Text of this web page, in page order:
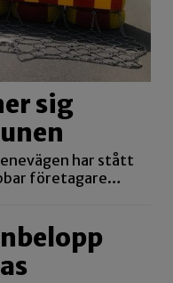
sig
har stått
företagare…